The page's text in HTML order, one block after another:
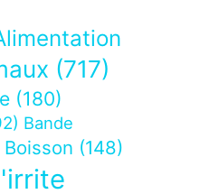
(717)
(180)
Bande
Boisson (148)